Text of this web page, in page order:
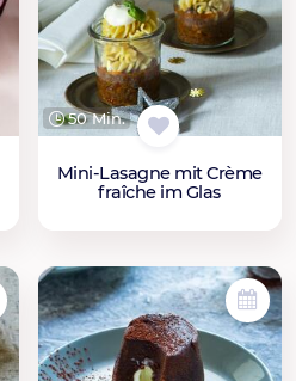
50 Min.
Mini-Lasagne mit Crème
fraîche im Glas